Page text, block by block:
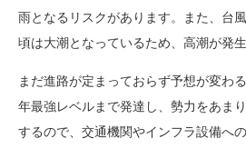
雨となるリスクがあります。また、台
頃は大潮となっているため、高潮が発
まだ進路が定まっておらず予想が変わ
年最強レベルまで発達し、勢力をあま
するので、交通機関やインフラ設備へ